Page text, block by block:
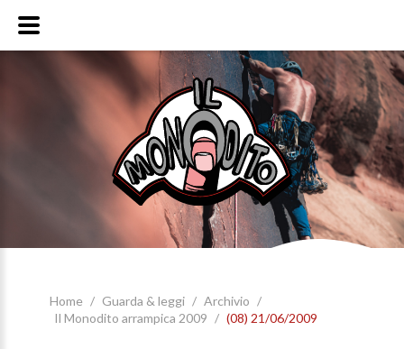
Home / Guarda & leggi / Archivio /
Il Monodito arrampica 2009 / (08) 21/06/2009